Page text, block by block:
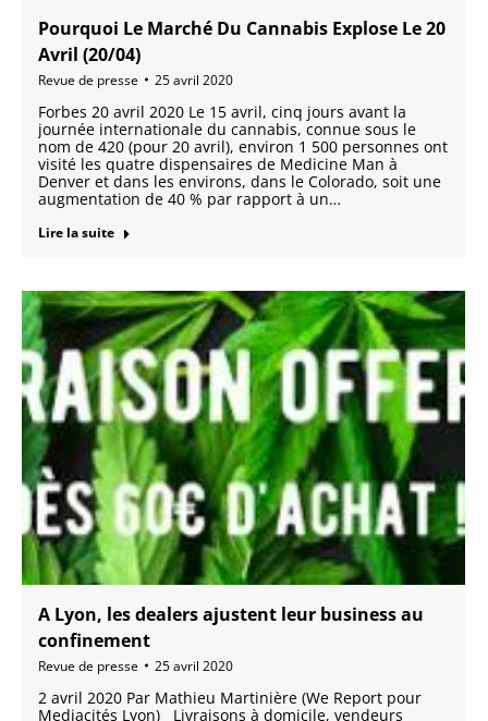
Pourquoi Le Marché Du Cannabis Explose Le 20
Avril (20/04)
Revue de presse 25 avril 2020
Forbes 20 avril 2020 Le 15 avril, cinq jours avant la
journée internationale du cannabis, connue sous le
nom de 420 (pour 20 avril), environ 1 500 personnes ont
visité les quatre dispensaires de Medicine Man à
Denver et dans les environs, dans le Colorado, soit une
augmentation de 40 % par rapport à un…
Lire la suite
A Lyon, les dealers ajustent leur business au
confinement
Revue de presse 25 avril 2020
2 avril 2020 Par Mathieu Martinière (We Report pour
Mediacités Lyon) Livraisons à domicile, vendeurs